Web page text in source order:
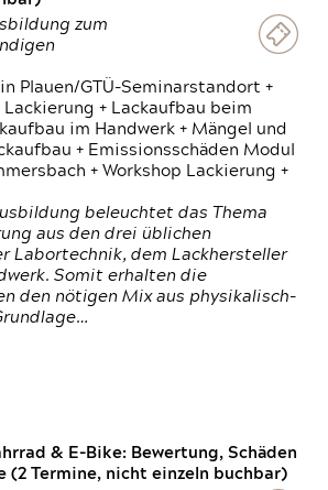
zum
Plauen/GTÜ-Seminarstandort +
+ Lackaufbau beim
im Handwerk + Mängel und
+ Emissionsschäden Modul
+ Workshop Lackierung +
beleuchtet das Thema
aus den drei üblichen
Labortechnik, dem Lackhersteller
Somit erhalten die
den nötigen Mix aus physikalisch-
& E-Bike: Bewertung, Schäden
(2 Termine, nicht einzeln buchbar)